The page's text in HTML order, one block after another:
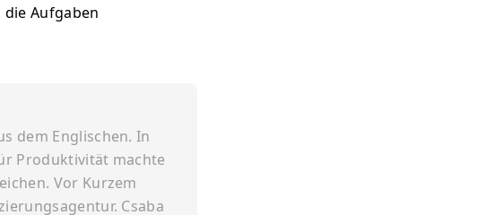
die Aufgaben
dem Englischen. In
Produktivität machte
Vor Kurzem
Csaba